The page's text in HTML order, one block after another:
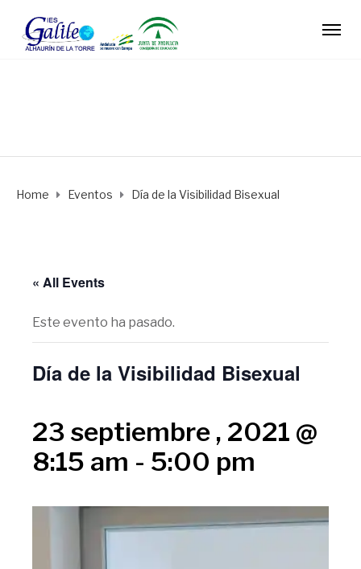
Home Eventos Día de la Visibilidad Bisexual
« All Events
Este evento ha pasado.
Día de la Visibilidad Bisexual
23 septiembre , 2021 @
8:15 am - 5:00 pm